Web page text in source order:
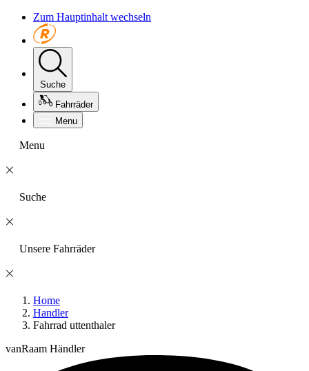
Zum Hauptinhalt wechseln
Suche
Fahrräder
Menu
Menu
Suche
Unsere Fahrräder
Home
Handler
Fahrrad uttenthaler
vanRaam Händler